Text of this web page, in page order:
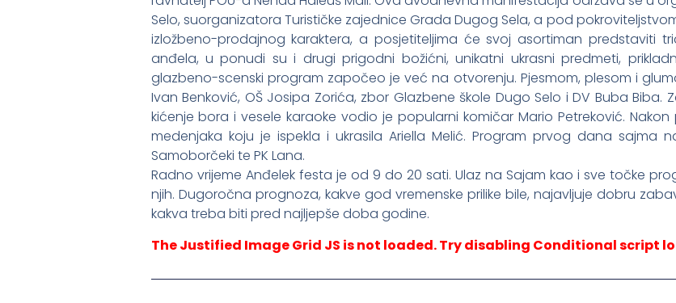
Selo, suorganizatora Turističke zajednice Grada Dugog Sela, a pod
izložbeno-prodajnog karaktera, a posjetiteljima će svoj asortiman predstaviti
anđela, u ponudi su i drugi prigodni božićni, unikatni ukrasni predmeti,
glazbeno-scenski program započeo je već na otvorenju. Pjesmom, plesom i
Ivan Benković, OŠ Josipa Zorića, zbor Glazbene škole Dugo Selo i DV Buba
kićenje bora i vesele karaoke vodio je popularni komičar Mario Petreković.
medenjaka koju je ispekla i ukrasila Ariella Melić. Program prvog dana sajma
Samoborčeki te PK Lana.
Radno vrijeme Anđelek festa je od 9 do 20 sati. Ulaz na Sajam kao i sve točke
njih. Dugoročna prognoza, kakve god vremenske prilike bile, najavljuje dobru
kakva treba biti pred najljepše doba godine.
The Justified Image Grid JS is not loaded. Try disabling Conditional script